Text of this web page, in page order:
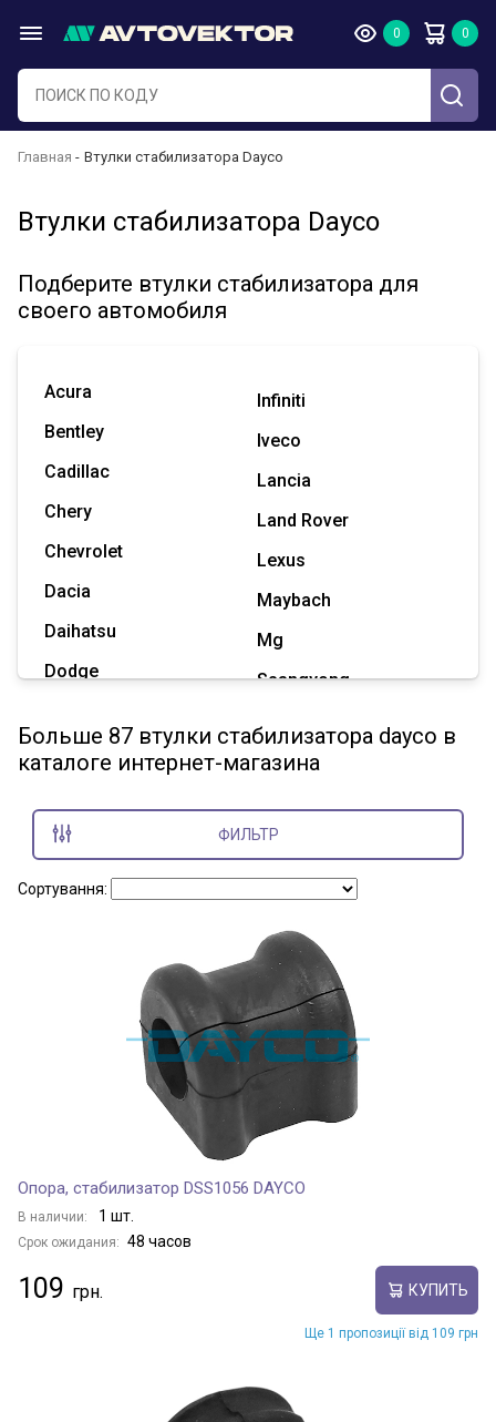
Главная Втулки стабилизатора Dayco
Втулки стабилизатора Dayco
Подберите втулки стабилизатора для
своего автомобиля
Acura
Bentley
Cadillac
Chery
Chevrolet
Dacia
Daihatsu
Dodge
Great Wall
Hummer
Infiniti
Iveco
Lancia
Land Rover
Lexus
Maybach
Mg
Ssangyong
Tesla
Показать все марки
Больше 87 втулки стабилизатора dayco в
каталоге интернет-магазина
ФИЛЬТР
Сортування:
Опора, стабилизатор DSS1056 DAYCO
В наличии: 1 шт.
Срок ожидания: 48 часов
109 КУПИТЬ
Ще 1 пропозиції від 109 грн